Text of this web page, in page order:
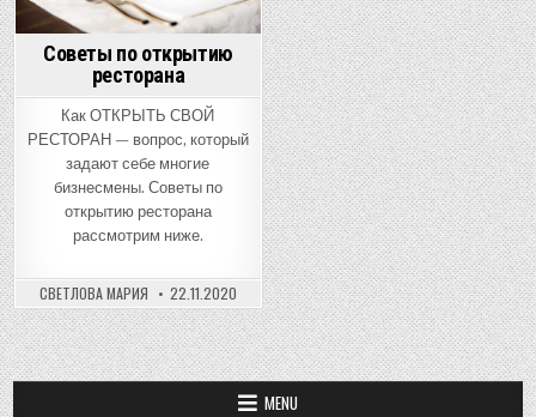
Советы по открытию
ресторана
Как ОТКРЫТЬ СВОЙ
РЕСТОРАН — вопрос, который
задают себе многие
бизнесмены. Советы по
открытию ресторана
рассмотрим ниже.
СВЕТЛОВА МАРИЯ 22.11.2020
MENU